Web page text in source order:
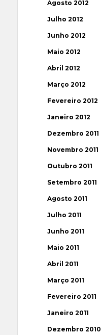
Agosto 2012
Julho 2012
Junho 2012
Maio 2012
Abril 2012
Março 2012
Fevereiro 2012
Janeiro 2012
Dezembro 2011
Novembro 2011
Outubro 2011
Setembro 2011
Agosto 2011
Julho 2011
Junho 2011
Maio 2011
Abril 2011
Março 2011
Fevereiro 2011
Janeiro 2011
Dezembro 2010